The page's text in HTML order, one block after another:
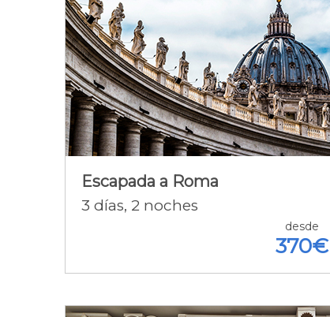
Escapada a Roma
3 días, 2 noches
desde
370€
Escapada a Roma
2N. Roma A.D. + Free Tour Por
Roma ¡GRATIS! + Vuelos + Seguro
Detalle de la oferta [+]